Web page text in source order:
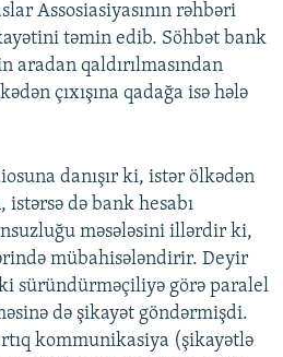
Assosiasiyasının rəhbəri
təmin edib. Söhbət bank
aradan qaldırılmasından
çıxışına qadağa isə hələ
danışır ki, istər ölkədən
istərsə də bank hesabı
məsələsini illərdir ki,
mübahisələndirir. Deyir
süründürməçiliyə görə paralel
də şikayət göndərmişdi.
kommunikasiya (şikayətlə